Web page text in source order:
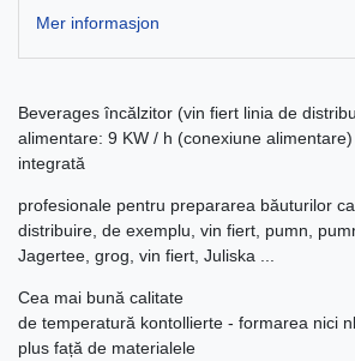
Mer informasjon
Beverages încălzitor (vin fiert linia de
alimentare: 9 KW / h (conexiune
integrată
profesionale pentru prepararea băuturilor
distribuire, de exemplu, vin fiert, pumn,
Jagertee, grog, vin fiert, Juliska ...
Cea mai bună calitate
de temperatură kontollierte - formarea nici
plus față de materialele